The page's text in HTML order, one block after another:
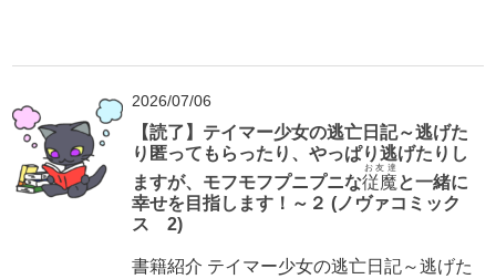
2026/07/06
【読了】テイマー少女の逃亡日記～逃げた
り匿ってもらったり、やっぱり逃げたりし
ますが、モフモフプニプニな従魔
お友達
と一緒に
幸せを目指します！～２ (ノヴァコミック
ス 2)
書籍紹介 テイマー少女の逃亡日記～逃げた